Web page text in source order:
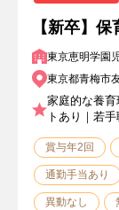
【新卒】
東京恵明学園
東京都青梅市
家庭的な養
トあり｜若
賞与年2回
通勤手当あり
異動なし